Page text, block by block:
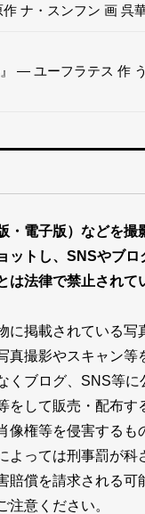
ナ・スンフン 画 呉
』 — ユーフラテス 作
・電子版）などを撮
ットし、SNSやブロ
は法律で禁止されて
に掲載されている写
真撮影やスキャン等
くブログ、SNS等に
をして販売・配布す
像権等を侵害するも
よっては刑事罰が科
賠償を請求される可
注意ください。